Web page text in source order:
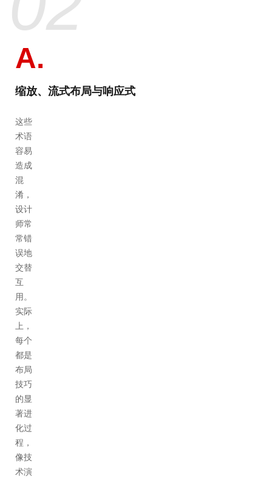
A.
缩放、流式布局与响应式
这些
术语
容易
造成
混
淆，
设计
师常
常错
误地
交替
互
用。
实际
上，
每个
都是
布局
技巧
的显
著进
化过
程，
像技
术演